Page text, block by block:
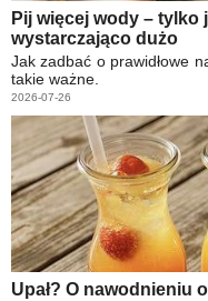
Pij więcej wody – tylko
wystarczająco dużo
Jak zadbać o prawidłowe
takie ważne.
2026-07-26
Upał? O nawodnieniu